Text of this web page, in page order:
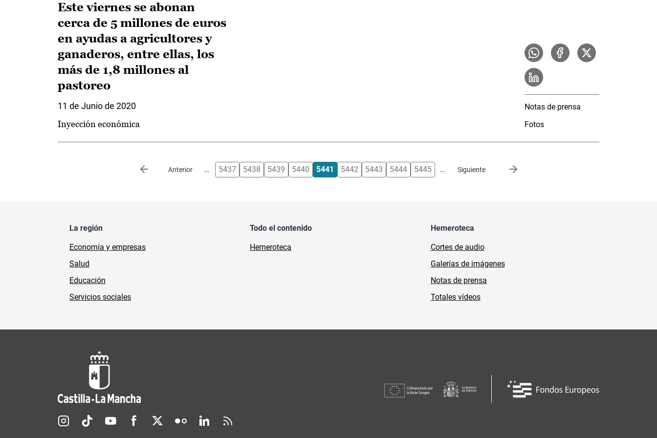
Este viernes se abonan
cerca de 5 millones de euros
en ayudas a agricultores y
ganaderos, entre ellas, los
más de 1,8 millones al
pastoreo
11 de Junio de 2020
Inyección económica
Notas de prensa
Fotos
Anterior
Página anterior … 5437 5438 5439 5440 5441 5442 5443 5444 5445 … Siguiente
Siguiente página
La región
Economía y empresas
Salud
Educación
Servicios sociales
Todo el contenido
Hemeroteca
Hemeroteca
Cortes de audio
Galerías de imágenes
Notas de prensa
Totales vídeos
Redes sociales JCCM